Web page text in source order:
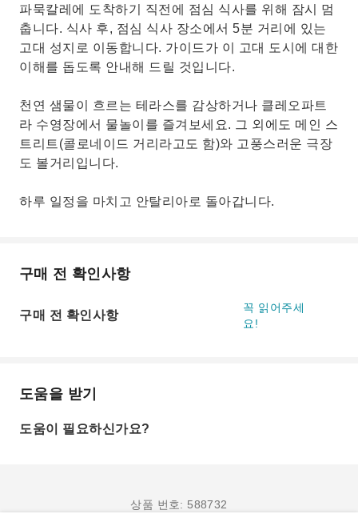
파묵칼레에 도착하기 직전에 점심 식사를 위해 잠시 멈
춥니다. 식사 후, 점심 식사 장소에서 5분 거리에 있는
고대 성지로 이동합니다. 가이드가 이 고대 도시에 대한
이해를 돕도록 안내해 드릴 것입니다.
천연 샘물이 흐르는 테라스를 감상하거나 클레오파트
라 수영장에서 물놀이를 즐겨보세요. 그 외에도 메인 스
트리트(콜로네이드 거리라고도 함)와 고풍스러운 극장
도 볼거리입니다.
하루 일정을 마치고 안탈리아로 돌아갑니다.
구매 전 확인사항
구매 전 확인사항
꼭 읽어주세
요!
도움을 받기
도움이 필요하신가요?
상품 번호: 588732